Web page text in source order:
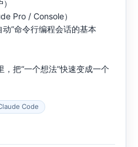
Pro / Console）
”命令行编程会话的基本
把“一个想法”快速变成一个
Code